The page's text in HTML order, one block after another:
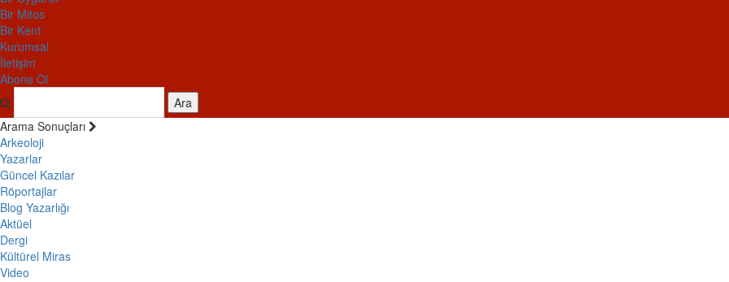
Bir Mitos
Bir Kent
Kurumsal
İletişim
Abone Ol
Ara
Arama Sonuçları
Arkeoloji
Yazarlar
Güncel Kazılar
Röportajlar
Blog Yazarlığı
Aktüel
Dergi
Kültürel Miras
Video